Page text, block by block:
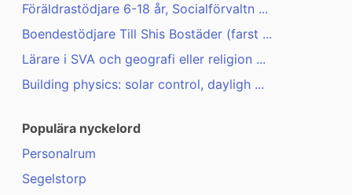
Föräldrastödjare 6-18 år, Socialförvaltn ...
Boendestödjare Till Shis Bostäder (farst ...
Lärare i SVA och geografi eller religion ...
Building physics: solar control, dayligh ...
Populära nyckelord
Personalrum
Segelstorp